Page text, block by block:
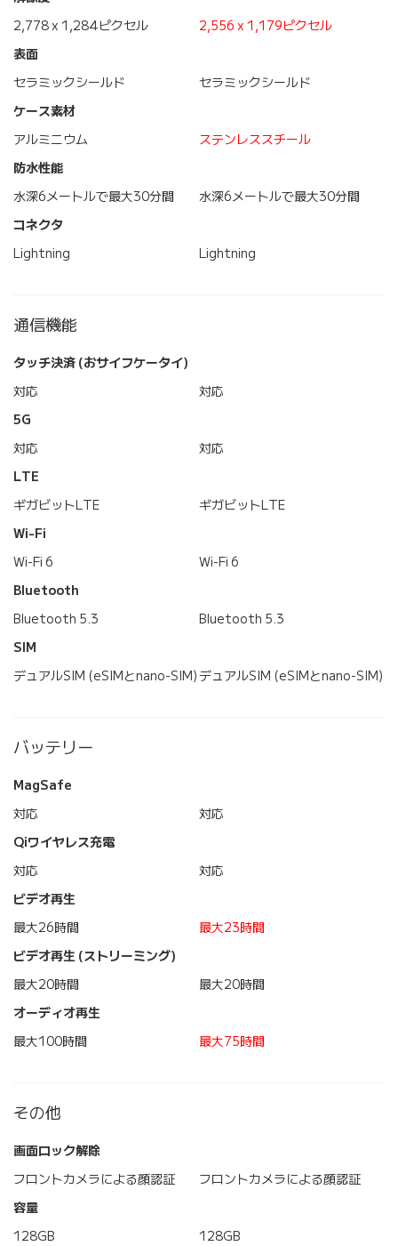
2,778 x 1,284ピクセル
2,556 x 1,179ピクセル
表面
セラミックシールド
セラミックシールド
ケース素材
アルミニウム
ステンレススチール
防水性能
水深6メートルで最大30分間
水深6メートルで最大30分間
コネクタ
Lightning
Lightning
通信機能
タッチ決済 (おサイフケータイ)
対応
対応
5G
対応
対応
LTE
ギガビットLTE
ギガビットLTE
Wi-Fi
Wi-Fi 6
Wi-Fi 6
Bluetooth
Bluetooth 5.3
Bluetooth 5.3
SIM
デュアルSIM (eSIMとnano-SIM)デュアルSIM (eSIMとnano-SIM)
バッテリー
MagSafe
対応
対応
Qiワイヤレス充電
対応
対応
ビデオ再生
最大26時間
最大23時間
ビデオ再生 (ストリーミング)
最大20時間
最大20時間
オーディオ再生
最大100時間
最大75時間
その他
画面ロック解除
フロントカメラによる顔認証
フロントカメラによる顔認証
容量
128GB
128GB